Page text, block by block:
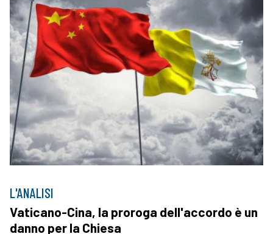
L'ANALISI
Vaticano-Cina, la proroga dell'accordo è un
danno per la Chiesa